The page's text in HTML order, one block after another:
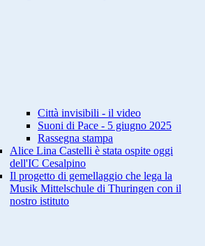
Città invisibili - il video
Suoni di Pace - 5 giugno 2025
Rassegna stampa
Alice Lina Castelli è stata ospite oggi
dell'IC Cesalpino
Il progetto di gemellaggio che lega la
Musik Mittelschule di Thuringen con il
nostro istituto